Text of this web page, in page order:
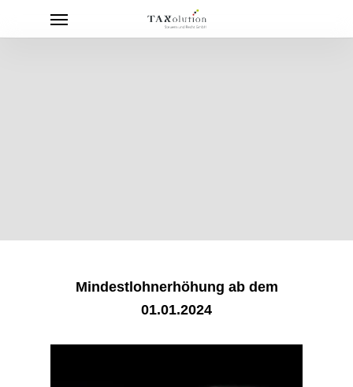
Menu
Mindestlohnerhöhung ab dem
01.01.2024